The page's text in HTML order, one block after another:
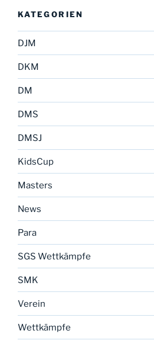
KATEGORIEN
DJM
DKM
DM
DMS
DMSJ
KidsCup
Masters
News
Para
SGS Wettkämpfe
SMK
Verein
Wettkämpfe